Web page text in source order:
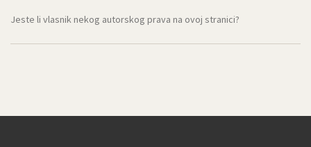
Jeste li vlasnik nekog autorskog prava na ovoj stranici?